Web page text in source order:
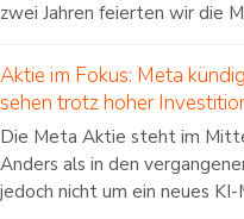
zwei Jahren feierten wir die
Aktie im Fokus: Meta
sehen trotz hoher
Die Meta Aktie steht im
Anders als in den
jedoch nicht um ein neues KI-